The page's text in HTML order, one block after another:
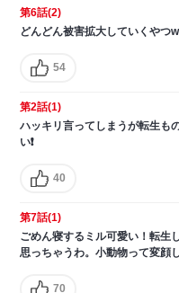
第6話(2)
どんどん被害拡大していくやつw
54
第2話(1)
ハッキリ言ってしまうが転生も
い❗
40
第7話(1)
ごめん寝するミル可愛い！転生
思っちゃうわ。小動物って変顔
70